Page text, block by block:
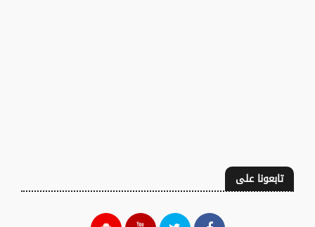
تابعونا على